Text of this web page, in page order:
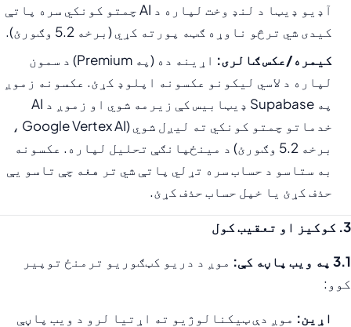
آډیو ډیټا د لنډ وخت لپاره د AI چمتو کونکي سره پاتې
کیدی شي ترڅو ناوړه ګټه پورته کړي (برخه 5.2 وګورئ).
کیمره/عکس ګالری:
اړینه ده (په Premium) د سمون
لپاره د لاسي لیکونو عکسونه اپلوډ کړئ. عکسونه زموږ
په Supabase ډیټابیس کې زیرمه شوي او زموږ د AI
خدماتو چمتو کونکي ته لیږل شوي (Google Vertex AI ،
برخه 5.2 وګورئ) د مینځپانګې تحلیل لپاره. عکسونه
به ستاسو د حساب سره تړلي پاتې شي تر هغه چې تاسو یې
حذف کړئ یا خپل حساب حذف کړئ.
3. کوکیز او تعقیب کول
3.1 په ویب پاڼه کې:
موږ د دریو کټګوریو ترمنځ توپیر
کوو:
اړین: موږ دې ټیکنالوژیو ته اړتیا لرو د ویب پاڼې